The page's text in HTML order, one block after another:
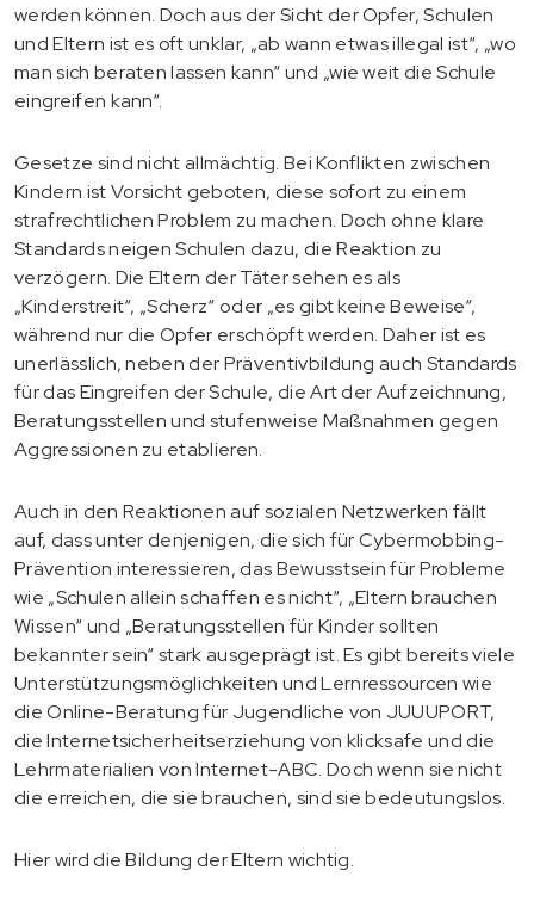
werden können. Doch aus der Sicht der Opfer, Schulen
und Eltern ist es oft unklar, „ab wann etwas illegal ist“, „wo
man sich beraten lassen kann“ und „wie weit die Schule
eingreifen kann“.
Gesetze sind nicht allmächtig. Bei Konflikten zwischen
Kindern ist Vorsicht geboten, diese sofort zu einem
strafrechtlichen Problem zu machen. Doch ohne klare
Standards neigen Schulen dazu, die Reaktion zu
verzögern. Die Eltern der Täter sehen es als
„Kinderstreit“, „Scherz“ oder „es gibt keine Beweise“,
während nur die Opfer erschöpft werden. Daher ist es
unerlässlich, neben der Präventivbildung auch Standards
für das Eingreifen der Schule, die Art der Aufzeichnung,
Beratungsstellen und stufenweise Maßnahmen gegen
Aggressionen zu etablieren.
Auch in den Reaktionen auf sozialen Netzwerken fällt
auf, dass unter denjenigen, die sich für Cybermobbing-
Prävention interessieren, das Bewusstsein für Probleme
wie „Schulen allein schaffen es nicht“, „Eltern brauchen
Wissen“ und „Beratungsstellen für Kinder sollten
bekannter sein“ stark ausgeprägt ist. Es gibt bereits viele
Unterstützungsmöglichkeiten und Lernressourcen wie
die Online-Beratung für Jugendliche von JUUUPORT,
die Internetsicherheitserziehung von klicksafe und die
Lehrmaterialien von Internet-ABC. Doch wenn sie nicht
die erreichen, die sie brauchen, sind sie bedeutungslos.
Hier wird die Bildung der Eltern wichtig.